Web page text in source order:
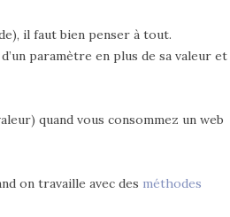
il faut bien penser à tout.
paramètre en plus de sa valeur et
quand vous consommez un web
on travaille avec des méthodes